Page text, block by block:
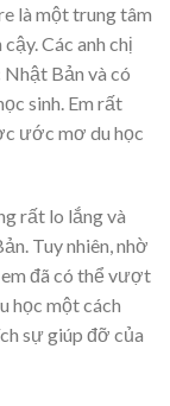
là một trung tâm
Các anh chị
Bản và có
sinh. Em rất
ước mơ du học
rất lo lắng và
Tuy nhiên, nhờ
đã có thể vượt
học một cách
sự giúp đỡ của